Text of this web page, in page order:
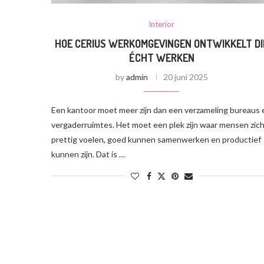
Interior
HOE CERIUS WERKOMGEVINGEN ONTWIKKELT
ÉCHT WERKEN
byadmin 20 juni 2025
Een kantoor moet meer zijn dan een verzameling bureaus
vergaderruimtes. Het moet een plek zijn waar mensen zich
prettig voelen, goed kunnen samenwerken en productief
kunnen zijn. Dat is …